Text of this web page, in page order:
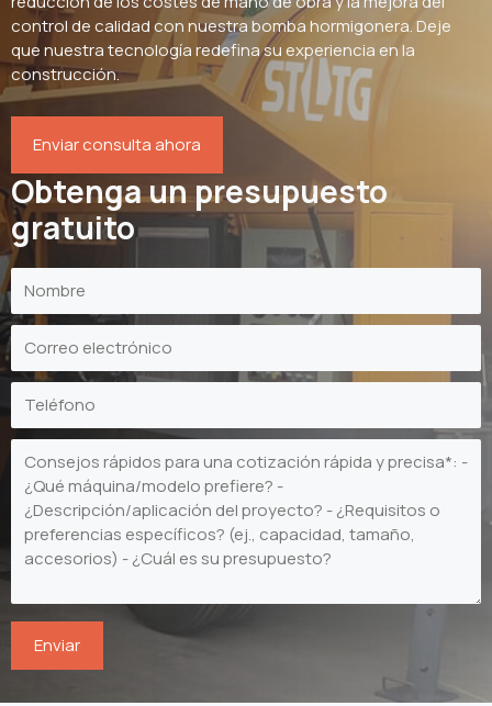
control de calidad con nuestra bomba hormigonera. Deje
que nuestra tecnología redefina su experiencia en la
construcción.
Enviar consulta ahora
Obtenga un presupuesto
gratuito